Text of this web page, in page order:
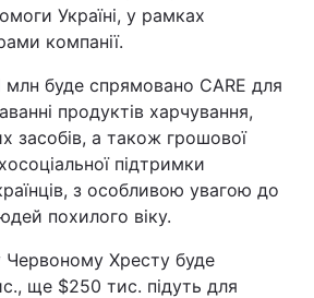
Україні, у рамках
компанії.
буде спрямовано CARE для
продуктів харчування,
засобів, а також грошової
підтримки
з особливою увагою до
похилого віку.
Хресту буде
ще $250 тис. підуть для